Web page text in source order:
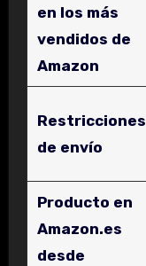
en los más
vendidos de
Amazon
Restricciones
de envío
Producto en
Amazon.es
desde